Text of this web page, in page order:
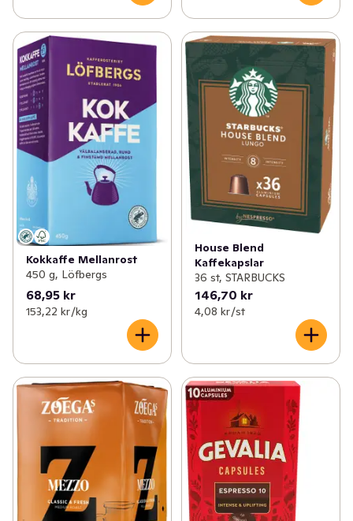
Kokkaffe Mellanrost
450 g, Löfbergs
68,95 kr
153,22 kr /kg
House Blend
Kaffekapslar
36 st, STARBUCKS
146,70 kr
4,08 kr /st